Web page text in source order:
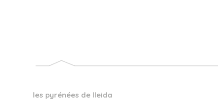
les pyrénées de lleida